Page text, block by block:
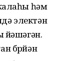
һәм
электән
бөрйән